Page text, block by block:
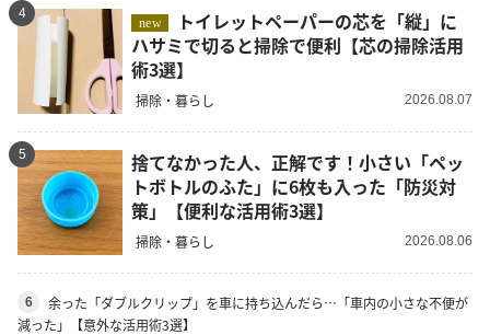
4
new
ハサミで切ると掃除で便利【芯の掃除活用
術3選】
掃除・暮らし 2026.08.07
5
捨てなかった人、正解です！小さい「ペッ
トボトルのふた」に6枚も入った「防災対
策」【便利な活用術3選】
掃除・暮らし 2026.08.06
6
余った「ダブルクリップ」を車に持ち込んだら…「車内の小さな不便が
減った」【意外な活用術3選】